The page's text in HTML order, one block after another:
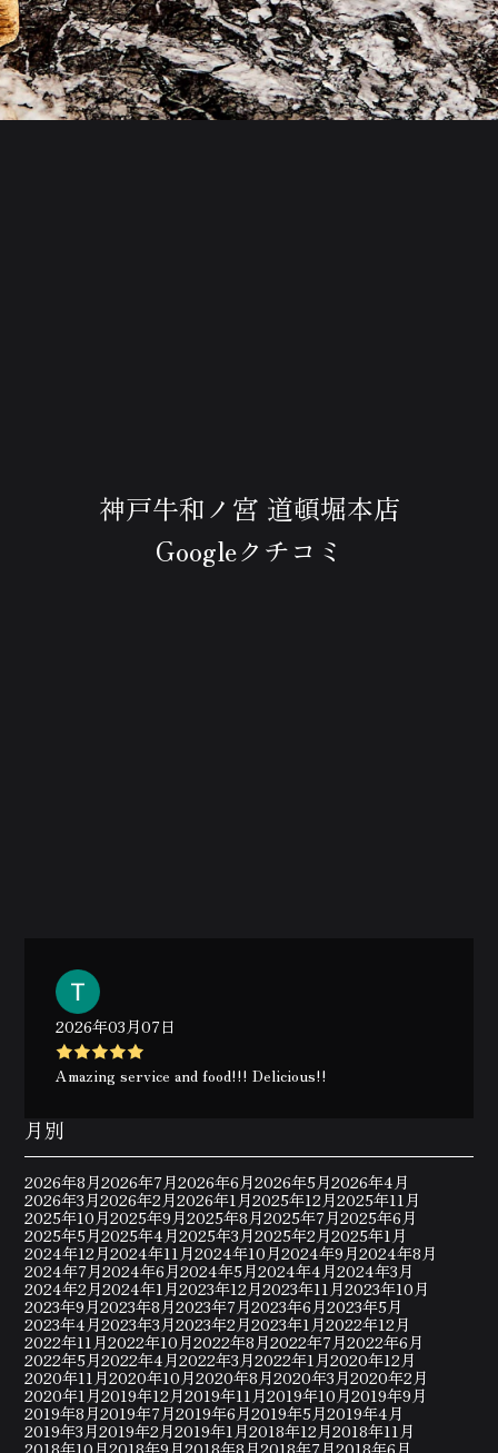
神戸牛和ノ宮 道頓堀本店
Googleクチコミ
2026年03月07日
Amazing service and food!!! Delicious!!
月別
2026年8月2026年7月2026年6月2026年5月2026年4月
2026年3月2026年2月2026年1月2025年12月2025年11月
2025年10月2025年9月2025年8月2025年7月2025年6月
2025年5月2025年4月2025年3月2025年2月2025年1月
2024年12月2024年11月2024年10月2024年9月2024年8月
2024年7月2024年6月2024年5月2024年4月2024年3月
2024年2月2024年1月2023年12月2023年11月2023年10月
2023年9月2023年8月2023年7月2023年6月2023年5月
2023年4月2023年3月2023年2月2023年1月2022年12月
2022年11月2022年10月2022年8月2022年7月2022年6月
2022年5月2022年4月2022年3月2022年1月2020年12月
2020年11月2020年10月2020年8月2020年3月2020年2月
2020年1月2019年12月2019年11月2019年10月2019年9月
2019年8月2019年7月2019年6月2019年5月2019年4月
2019年3月2019年2月2019年1月2018年12月2018年11月
2018年10月2018年9月2018年8月2018年7月2018年6月